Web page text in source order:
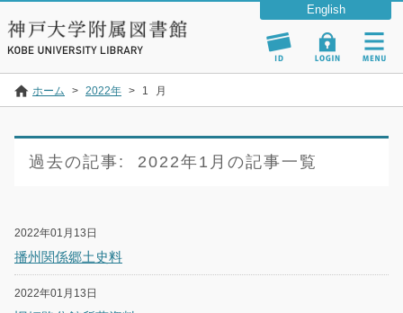
ホーム > 2022年 > 1 月
過去の記事: 2022年1月の記事一覧
2022年01月13日
播州関係郷土史料
2022年01月13日